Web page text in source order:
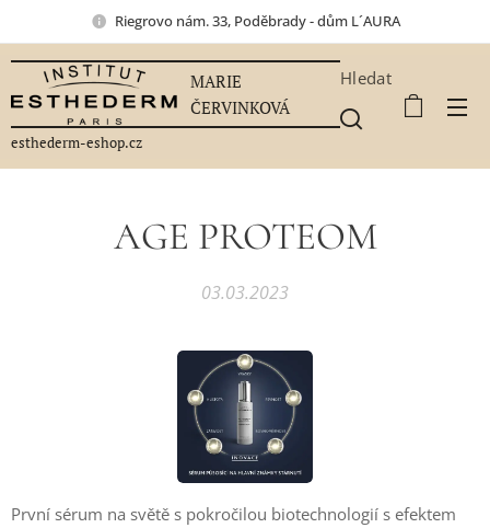
Riegrovo nám. 33, Poděbrady - dům L´AURA
MARIE
ČERVINKOVÁ
esthederm-eshop.cz
Hledat
AGE PROTEOM
03.03.2023
První sérum na světě s pokročilou biotechnologií s efektem